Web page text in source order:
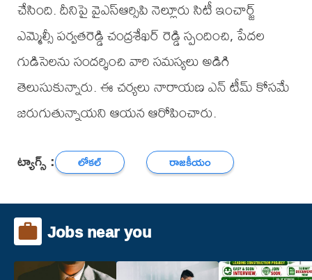
చేసింది. దీనిపై వైఎస్ఆర్సిపి నెల్లూరు సిటీ ఇంచార్జ్
ఎమ్మెల్సీ పర్వతరెడ్డి చంద్రశేఖర్ రెడ్డి స్పందించి, పేదల
గుడిసెలను సందర్శించి వారి సమస్యలు అడిగి
తెలుసుకున్నారు. ఈ చర్యలు నారాయణ ఎన్ టీమ్ కోసమే
జరుగుతున్నాయని ఆయన ఆరోపించారు.
ట్యాగ్స్ : లోకల్ రాజకీయం
Jobs near you